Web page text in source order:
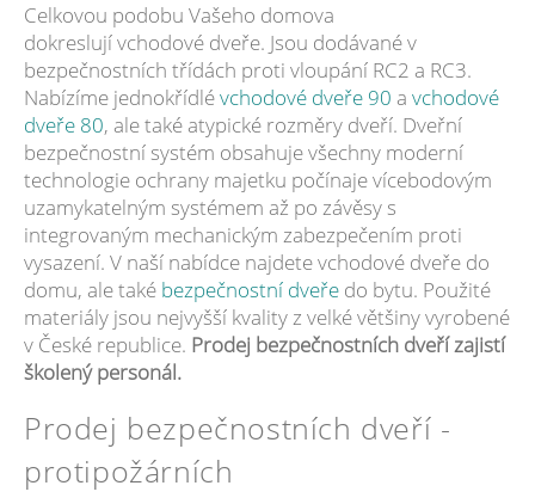
Celkovou podobu Vašeho domova
dokreslují vchodové dveře. Jsou dodávané v
bezpečnostních třídách proti vloupání RC2 a RC3.
Nabízíme jednokřídlévchodové dveře 90 a vchodové
dveře 80, ale také atypické rozměry dveří. Dveřní
bezpečnostní systém obsahuje všechny moderní
technologie ochrany majetku počínaje vícebodovým
uzamykatelným systémem až po závěsy s
integrovaným mechanickým zabezpečením proti
vysazení. V naší nabídce najdete vchodové dveře do
domu, ale také bezpečnostní dveře do bytu. Použité
materiály jsou nejvyšší kvality z velké většiny vyrobené
v České republice. Prodej bezpečnostních dveří zajistí
školený personál.
Prodej bezpečnostních dveří -
protipožárních